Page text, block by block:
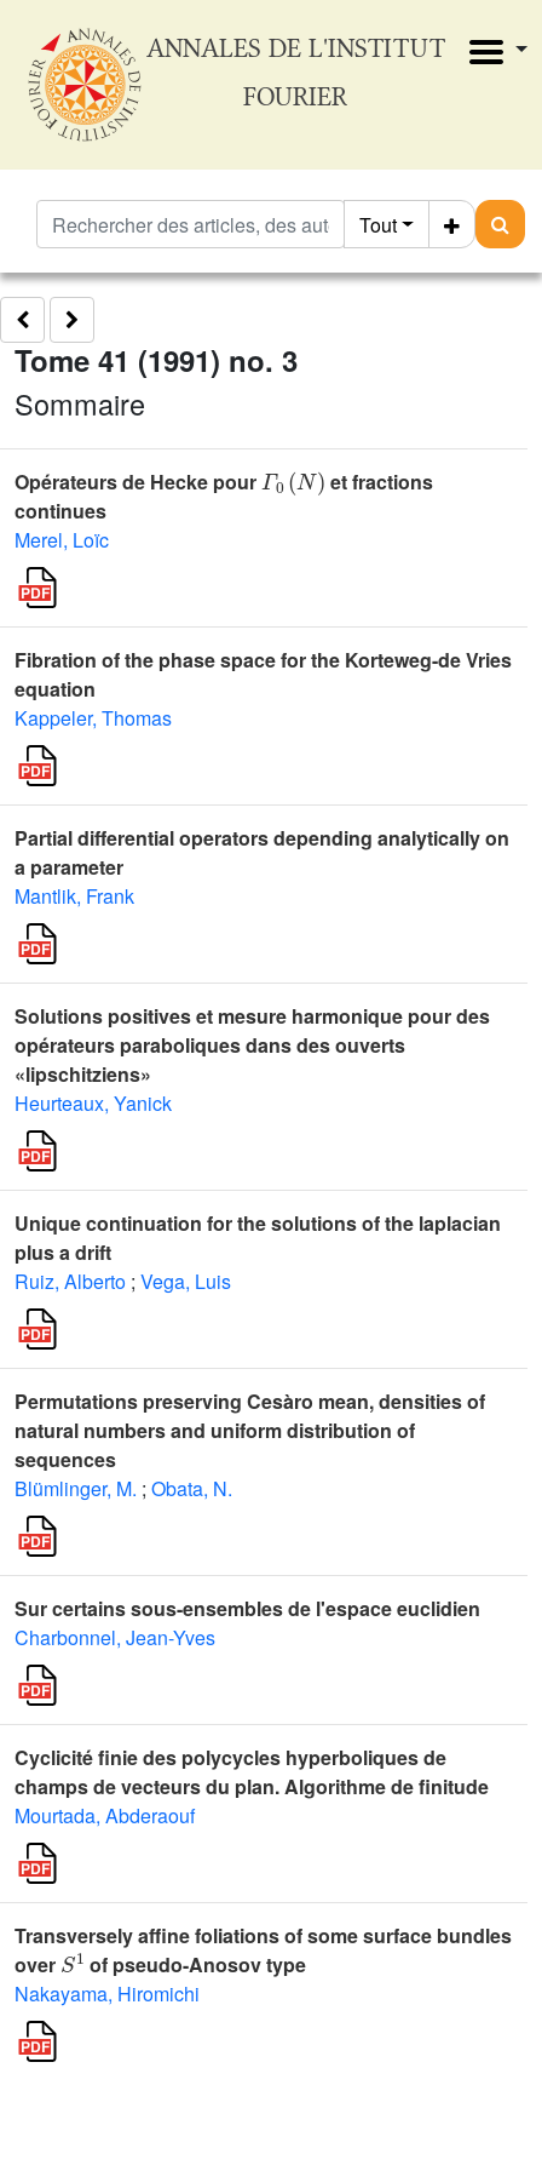
ANNALES DE L'INSTITUT
FOURIER
Tout
Tome 41 (1991) no. 3
Sommaire
Opérateurs de Hecke pour
( )
et fractions
continues
Merel, Loïc
Fibration of the phase space for the Korteweg-de Vries
equation
Kappeler, Thomas
Partial differential operators depending analytically on
a parameter
Mantlik, Frank
Solutions positives et mesure harmonique pour des
opérateurs paraboliques dans des ouverts
«lipschitziens»
Heurteaux, Yanick
Unique continuation for the solutions of the laplacian
plus a drift
Ruiz, Alberto ; Vega, Luis
Permutations preserving Cesàro mean, densities of
natural numbers and uniform distribution of
sequences
Blümlinger, M. ; Obata, N.
Sur certains sous-ensembles de l'espace euclidien
Charbonnel, Jean-Yves
Cyclicité finie des polycycles hyperboliques de
champs de vecteurs du plan. Algorithme de finitude
Mourtada, Abderaouf
Transversely affine foliations of some surface bundles
over
S1
of pseudo-Anosov type
Nakayama, Hiromichi